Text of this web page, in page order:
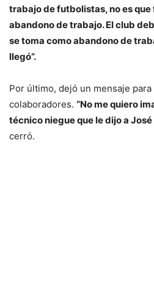
trabajo de futbolistas, no es que
abandono de trabajo. El club
se toma como abandono de
llegó”.
Por último, dejó un mensaje
colaboradores. “No me quiero
técnico niegue que le dijo a
cerró.